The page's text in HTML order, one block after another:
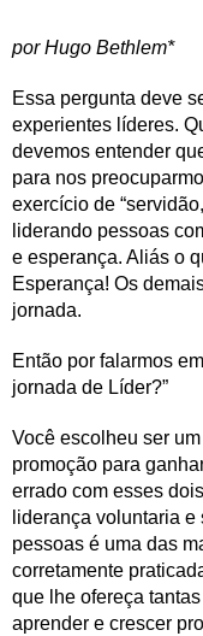
por Hugo Bethlem*
Essa pergunta deve
experientes líderes.
devemos entender
para nos
exercício de
liderando pessoas
e esperança. Aliás o
Esperança! Os
jornada.
Então por falarmos
jornada de Líder?”
Você escolheu ser
promoção para
errado com esses
liderança voluntaria
pessoas é uma das
corretamente
que lhe ofereça
aprender e crescer